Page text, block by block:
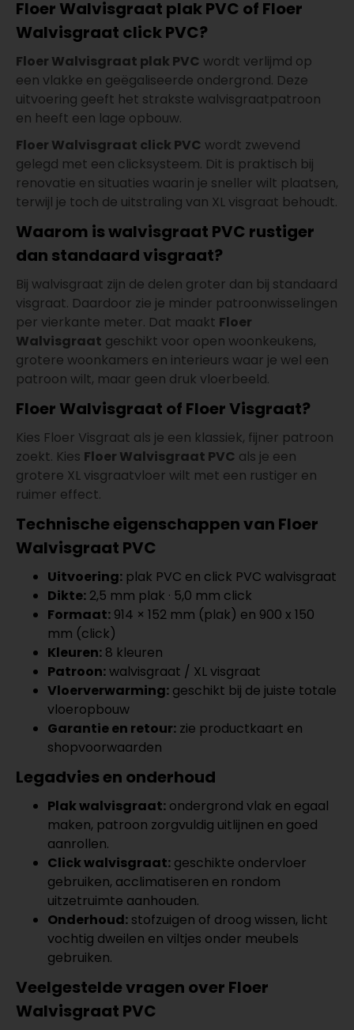
Floer Walvisgraat plak PVC of Floer
Walvisgraat click PVC?
Floer Walvisgraat plak PVC wordt verlijmd op
een vlakke en geëgaliseerde ondergrond. Deze
uitvoering geeft het strakste walvisgraatpatroon
en heeft een lage opbouw.
Floer Walvisgraat click PVC wordt zwevend
gelegd met een clicksysteem. Dit is praktisch bij
renovatie en situaties waarin je sneller wilt plaatsen,
terwijl je toch de uitstraling van XL visgraat behoudt.
Waarom is walvisgraat PVC rustiger
dan standaard visgraat?
Bij walvisgraat zijn de delen groter dan bij standaard
visgraat. Daardoor zie je minder patroonwisselingen
per vierkante meter. Dat maakt Floer
Walvisgraat geschikt voor open woonkeukens,
grotere woonkamers en interieurs waar je wel een
patroon wilt, maar geen druk vloerbeeld.
Floer Walvisgraat of Floer Visgraat?
Kies Floer Visgraat als je een klassiek, fijner patroon
zoekt. Kies Floer Walvisgraat PVC als je een
grotere XL visgraatvloer wilt met een rustiger en
ruimer effect.
Technische eigenschappen van Floer
Walvisgraat PVC
Uitvoering: plak PVC en click PVC walvisgraat
Dikte: 2,5 mm plak · 5,0 mm click
Formaat: 914 × 152 mm (plak) en 900 x 150
mm (click)
Kleuren: 8 kleuren
Patroon:walvisgraat / XL visgraat
Vloerverwarming: geschikt bij de juiste totale
vloeropbouw
Garantie en retour: zie productkaart en
shopvoorwaarden
Legadvies en onderhoud
Plak walvisgraat: ondergrond vlak en egaal
maken, patroon zorgvuldig uitlijnen en goed
aanrollen.
Click walvisgraat: geschikte ondervloer
gebruiken, acclimatiseren en rondom
uitzetruimte aanhouden.
Onderhoud: stofzuigen of droog wissen, licht
vochtig dweilen en viltjes onder meubels
gebruiken.
Veelgestelde vragen over Floer
Walvisgraat PVC